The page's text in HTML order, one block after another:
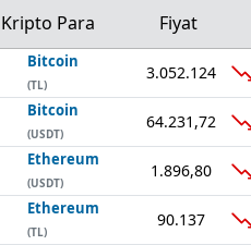
Kripto Para Fiyat
Bitcoin
(TL)
3.052.124
Bitcoin
(USDT)
64.231,72
Ethereum
(USDT)
1.896,80
Ethereum
(TL)
90.137